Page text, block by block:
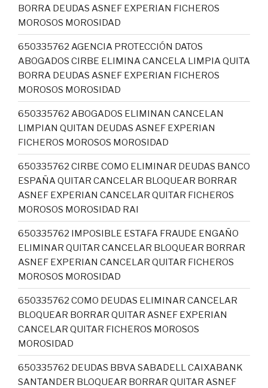
BORRA DEUDAS ASNEF EXPERIAN FICHEROS
MOROSOS MOROSIDAD
650335762 AGENCIA PROTECCIÓN DATOS
ABOGADOS CIRBE ELIMINA CANCELA LIMPIA QUITA
BORRA DEUDAS ASNEF EXPERIAN FICHEROS
MOROSOS MOROSIDAD
650335762 ABOGADOS ELIMINAN CANCELAN
LIMPIAN QUITAN DEUDAS ASNEF EXPERIAN
FICHEROS MOROSOS MOROSIDAD
650335762 CIRBE COMO ELIMINAR DEUDAS BANCO
ESPAÑA QUITAR CANCELAR BLOQUEAR BORRAR
ASNEF EXPERIAN CANCELAR QUITAR FICHEROS
MOROSOS MOROSIDAD RAI
650335762 IMPOSIBLE ESTAFA FRAUDE ENGAÑO
ELIMINAR QUITAR CANCELAR BLOQUEAR BORRAR
ASNEF EXPERIAN CANCELAR QUITAR FICHEROS
MOROSOS MOROSIDAD
650335762 COMO DEUDAS ELIMINAR CANCELAR
BLOQUEAR BORRAR QUITAR ASNEF EXPERIAN
CANCELAR QUITAR FICHEROS MOROSOS
MOROSIDAD
650335762 DEUDAS BBVA SABADELL CAIXABANK
SANTANDER BLOQUEAR BORRAR QUITAR ASNEF